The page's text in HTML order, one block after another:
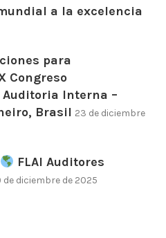
a la excelencia
para
Congreso
Interna –
Brasil 23 de diciembre
FLAI Auditores
de diciembre de 2025